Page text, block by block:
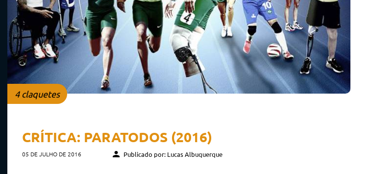
4 claquetes
CRÍTICA: PARATODOS (2016)
05 DE JULHO DE 2016 Publicado por: Lucas Albuquerque